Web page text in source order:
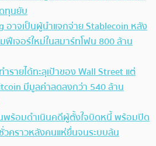
ทุนยับ
อาจเป็นผู้นำแจกจ่าย Stablecoin หลัง
ฟีเจอร์ใหม่ในสมาร์ทโฟน 800 ล้าน
ำรายได้ทะลุเป้าของ Wall Street แต่
มีมูลค่าลดลงกว่า 540 ล้าน
พร้อมดำเนินคดีผู้ตั้งใจบิดหนี้ พร้อมปิด
วคราวหลังคนแห่ยื่นจนระบบล้น